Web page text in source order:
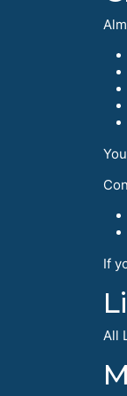
If
All